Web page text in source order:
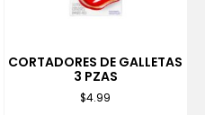
CORTADORES DE GALLETAS
3 PZAS
$4.99